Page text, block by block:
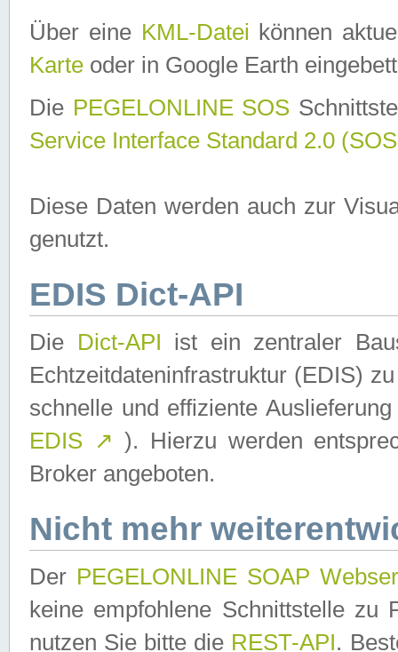
Über eine KML-Datei können
Karte oder in Google Earth
Die PEGELONLINE SOS
Service Interface Standard 2.0
Diese Daten werden auch zur
genutzt.
EDIS Dict-API
Die Dict-API ist ein zentraler
Echtzeitdateninfrastruktur (EDIS)
schnelle und effiziente
EDIS ↗ ). Hierzu werden
Broker angeboten.
Nicht mehr
Der PEGELONLINE SOAP
keine empfohlene Schnittstelle zu
nutzen Sie bitte die REST-API.